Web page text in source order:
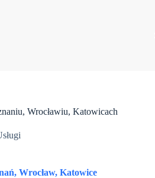
Wrocławiu, Katowicach
Wrocław, Katowice